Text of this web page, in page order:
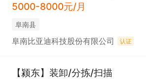
5000-8000元/月
阜南县
阜南比亚迪科技股份有限公司 认证
【颍东】装卸/分拣/扫描